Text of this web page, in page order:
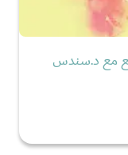
مع د.سندس